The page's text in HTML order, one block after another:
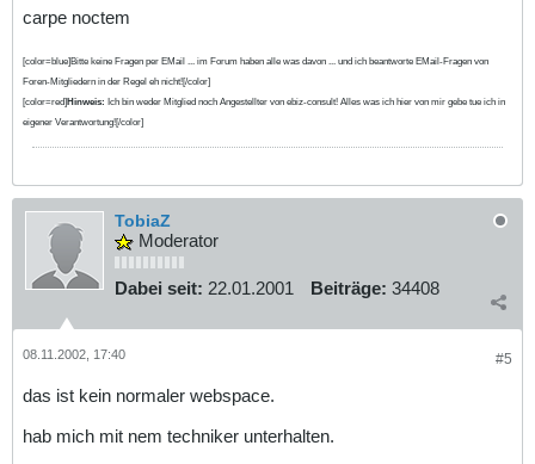
carpe noctem
[color=blue]Bitte keine Fragen per EMail ... im Forum haben alle was davon ... und ich beantworte EMail-Fragen von
Foren-Mitgliedern in der Regel eh nicht![/color]
[color=red]Hinweis: Ich bin weder Mitglied noch Angestellter von ebiz-consult! Alles was ich hier von mir gebe tue ich in
eigener Verantwortung![/color]
TobiaZ
Moderator
Dabei seit: 22.01.2001 Beiträge: 34408
#5
08.11.2002, 17:40
das ist kein normaler webspace.
hab mich mit nem techniker unterhalten.